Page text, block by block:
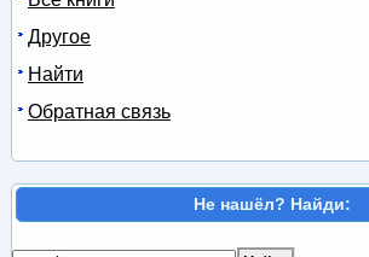
Другое
Найти
Обратная связь
Не нашёл? Найди: